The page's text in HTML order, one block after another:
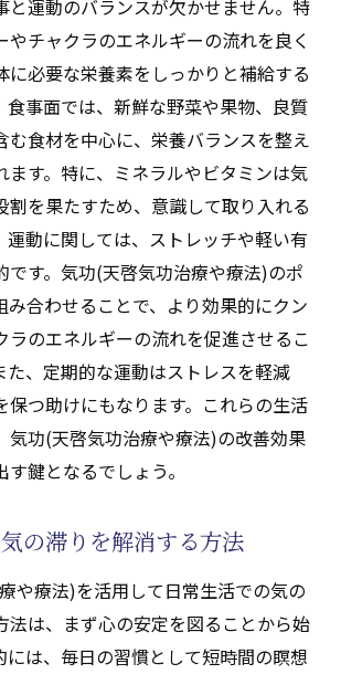
と運動のバランスが欠かせません。特
やチャクラのエネルギーの流れを良く
に必要な栄養素をしっかりと補給する
食事面では、新鮮な野菜や果物、良質
む食材を中心に、栄養バランスを整え
ます。特に、ミネラルやビタミンは気
割を果たすため、意識して取り入れる
運動に関しては、ストレッチや軽い有
です。気功(天啓気功治療や療法)のポ
み合わせることで、より効果的にクン
ラのエネルギーの流れを促進させるこ
た、定期的な運動はストレスを軽減
保つ助けにもなります。これらの生活
気功(天啓気功治療や療法)の改善効果
鍵となるでしょう。
の滞りを解消する方法
や療法)を活用して日常生活での気の
法は、まず心の安定を図ることから始
には、毎日の習慣として短時間の瞑想